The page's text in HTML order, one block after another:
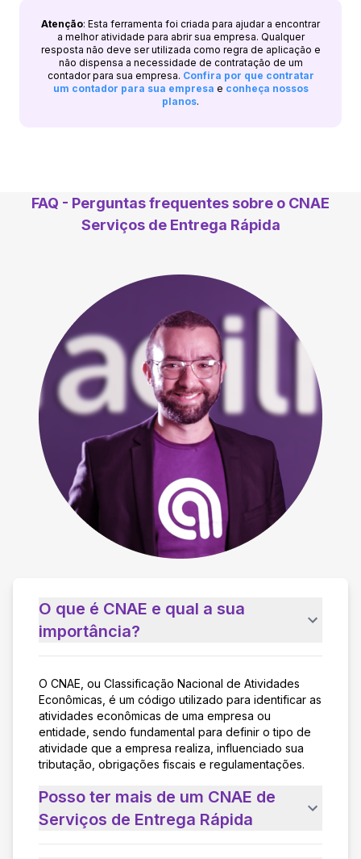
Atenção: Esta ferramenta foi criada para ajudar a encontrar
a melhor atividade para abrir sua empresa. Qualquer
resposta não deve ser utilizada como regra de aplicação e
não dispensa a necessidade de contratação de um
contador para sua empresa. Confira por que contratar
um contador para sua empresa e conheça nossos
planos.
FAQ - Perguntas frequentes sobre o CNAE
Serviços de Entrega Rápida
O que é CNAE e qual a sua
importância?
O CNAE, ou Classificação Nacional de Atividades
Econômicas, é um código utilizado para identificar as
atividades econômicas de uma empresa ou
entidade, sendo fundamental para definir o tipo de
atividade que a empresa realiza, influenciado sua
tributação, obrigações fiscais e regulamentações.
Posso ter mais de um CNAE de
Serviços de Entrega Rápida